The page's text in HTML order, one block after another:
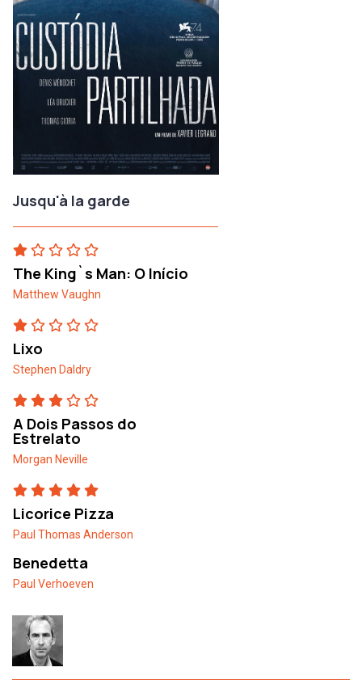
Jusqu'à la garde
The King`s Man: O Início
Matthew Vaughn
Lixo
Stephen Daldry
A Dois Passos do
Estrelato
Morgan Neville
Licorice Pizza
Paul Thomas Anderson
Benedetta
Paul Verhoeven